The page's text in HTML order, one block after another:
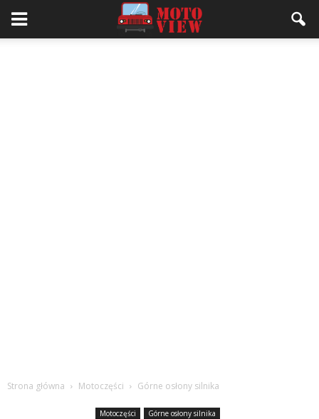
Strona główna Motoczęści Górne osłony silnika
Motoczęści Górne osłony silnika